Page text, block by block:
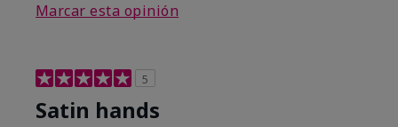
Marcar esta opinión
5
Satin hands